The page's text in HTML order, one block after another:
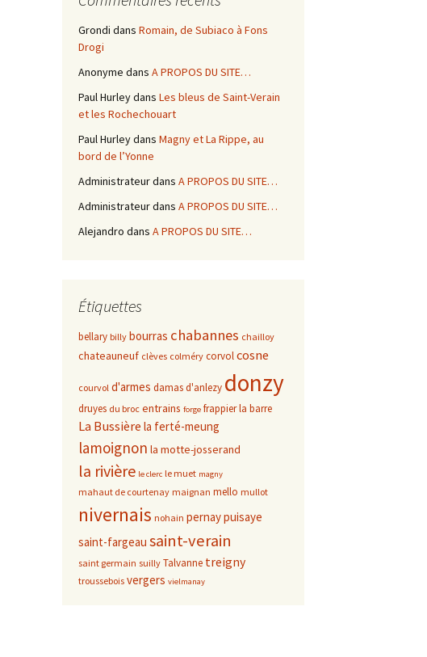
Grondi dans Romain, de Subiaco à Fons
Drogi
Anonyme dans A PROPOS DU SITE…
Paul Hurleydans Les bleus de Saint-Verain
et les Rochechouart
Paul Hurleydans Magny et La Rippe, au
bord de l’Yonne
Administrateurdans A PROPOS DU SITE…
Administrateurdans A PROPOS DU SITE…
Alejandro dans A PROPOS DU SITE…
Étiquettes
bellary billy bourras chabannes chailloy
chateauneuf clèves colméry corvolcosne
courvol d'armes damas d'anlezy donzy
druyes du broc entrains forge frappierla barre
La Bussière la ferté-meung
lamoignon la motte-josserand
la rivière le clerc le muet magny
mahaut de courtenay maignan mello mullot
nivernais nohain pernaypuisaye
saint-fargeau saint-verain
saint germain suilly Talvanne treigny
troussebois vergers vielmanay